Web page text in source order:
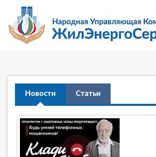
Новости Статьи